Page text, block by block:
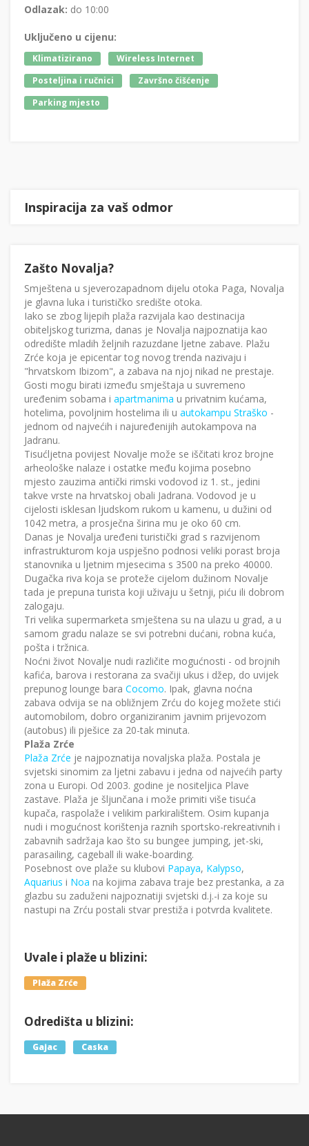
Odlazak: do 10:00
Uključeno u cijenu:
Klimatizirano
Wireless Internet
Posteljina i ručnici
Završno čišćenje
Parking mjesto
Inspiracija za vaš odmor
Zašto Novalja?
Smještena u sjeverozapadnom dijelu otoka Paga, Novalja
je glavna luka i turističko središte otoka.
Iako se zbog lijepih plaža razvijala kao destinacija
obiteljskog turizma, danas je Novalja najpoznatija kao
odredište mladih željnih razuzdane ljetne zabave. Plažu
Zrće koja je epicentar tog novog trenda nazivaju i
"hrvatskom Ibizom", a zabava na njoj nikad ne prestaje.
Gosti mogu birati između smještaja u suvremeno
uređenim sobama i apartmanima u privatnim kućama,
hotelima, povoljnim hostelima ili u autokampu Straško -
jednom od najvećih i najuređenijih autokampova na
Jadranu.
Tisućljetna povijest Novalje može se iščitati kroz brojne
arheološke nalaze i ostatke među kojima posebno
mjesto zauzima antički rimski vodovod iz 1. st., jedini
takve vrste na hrvatskoj obali Jadrana. Vodovod je u
cijelosti isklesan ljudskom rukom u kamenu, u dužini od
1042 metra, a prosječna širina mu je oko 60 cm.
Danas je Novalja uređeni turistički grad s razvijenom
infrastrukturom koja uspješno podnosi veliki porast broja
stanovnika u ljetnim mjesecima s 3500 na preko 40000.
Dugačka riva koja se proteže cijelom dužinom Novalje
tada je prepuna turista koji uživaju u šetnji, piću ili dobrom
zalogaju.
Tri velika supermarketa smještena su na ulazu u grad, a u
samom gradu nalaze se svi potrebni dućani, robna kuća,
pošta i tržnica.
Noćni život Novalje nudi različite mogućnosti - od brojnih
kafića, barova i restorana za svačiji ukus i džep, do uvijek
prepunog lounge bara Cocomo. Ipak, glavna noćna
zabava odvija se na obližnjem Zrću do kojeg možete stići
automobilom, dobro organiziranim javnim prijevozom
(autobus) ili pješice za 20-tak minuta.
Plaža Zrće
Plaža Zrće je najpoznatija novaljska plaža. Postala je
svjetski sinomim za ljetni zabavu i jedna od najvećih party
zona u Europi. Od 2003. godine je nositeljica Plave
zastave. Plaža je šljunčana i može primiti više tisuća
kupača, raspolaže i velikim parkiralištem. Osim kupanja
nudi i mogućnost korištenja raznih sportsko-rekreativnih i
zabavnih sadržaja kao što su bungee jumping, jet-ski,
parasailing, cageball ili wake-boarding.
Posebnost ove plaže su klubovi Papaya, Kalypso,
Aquarius i Noa na kojima zabava traje bez prestanka, a za
glazbu su zaduženi najpoznatiji svjetski d.j.-i za koje su
nastupi na Zrću postali stvar prestiža i potvrda kvalitete.
Uvale i plaže u blizini:
Plaža Zrće
Odredišta u blizini:
Gajac Caska